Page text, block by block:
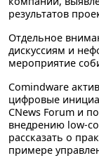
результатов
Отдельное
дискуссиям и
мероприятие
Comindware
цифровые
CNews Forum и
внедрению low-
рассказать о
примере